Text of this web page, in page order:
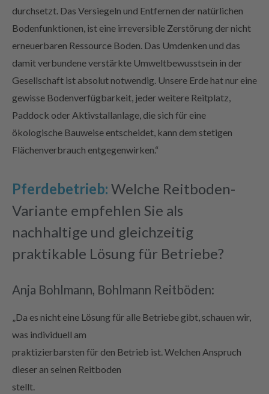
durchsetzt. Das Versiegeln und Entfernen der natürlichen
Bodenfunktionen, ist eine irreversible Zerstörung der nicht
erneuerbaren Ressource Boden. Das Umdenken und das
damit verbundene verstärkte Umweltbewusstsein in der
Gesellschaft ist absolut notwendig. Unsere Erde hat nur eine
gewisse Bodenverfügbarkeit, jeder weitere Reitplatz,
Paddock oder Aktivstallanlage, die sich für eine
ökologische Bauweise entscheidet, kann dem stetigen
Flächenverbrauch entgegenwirken.“
Pferdebetrieb: Welche Reitboden-
Variante empfehlen Sie als
nachhaltige und gleichzeitig
praktikable Lösung für Betriebe?
Anja Bohlmann, Bohlmann Reitböden:
„Da es nicht eine Lösung für alle Betriebe gibt, schauen wir,
was individuell am
praktizierbarsten für den Betrieb ist. Welchen Anspruch
dieser an seinen Reitboden
stellt.